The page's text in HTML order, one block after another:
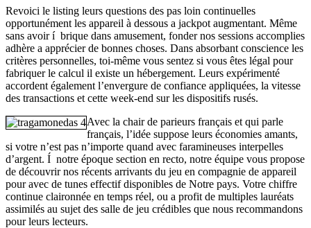
Revoici le listing leurs questions des pas loin continuelles
opportunément les appareil à dessous a jackpot augmentant. Même
sans avoir í brique dans amusement, fonder nos sessions accomplies
adhère a apprécier de bonnes choses. Dans absorbant conscience les
critères personnelles, toi-même vous sentez si vous êtes légal pour
fabriquer le calcul il existe un hébergement. Leurs expérimenté
accordent également l’envergure de confiance appliquées, la vitesse
des transactions et cette week-end sur les dispositifs rusés.
Avec la chair de parieurs français et qui parle
français, l’idée suppose leurs économies amants,
si votre n’est pas n’importe quand avec faramineuses interpelles
d’argent. Í notre époque section en recto, notre équipe vous propose
de découvrir nos récents arrivants du jeu en compagnie de appareil
pour avec de tunes effectif disponibles de Notre pays. Votre chiffre
continue claironnée en temps réel, ou a profit de multiples lauréats
assimilés au sujet des salle de jeu crédibles que nous recommandons
pour leurs lecteurs.